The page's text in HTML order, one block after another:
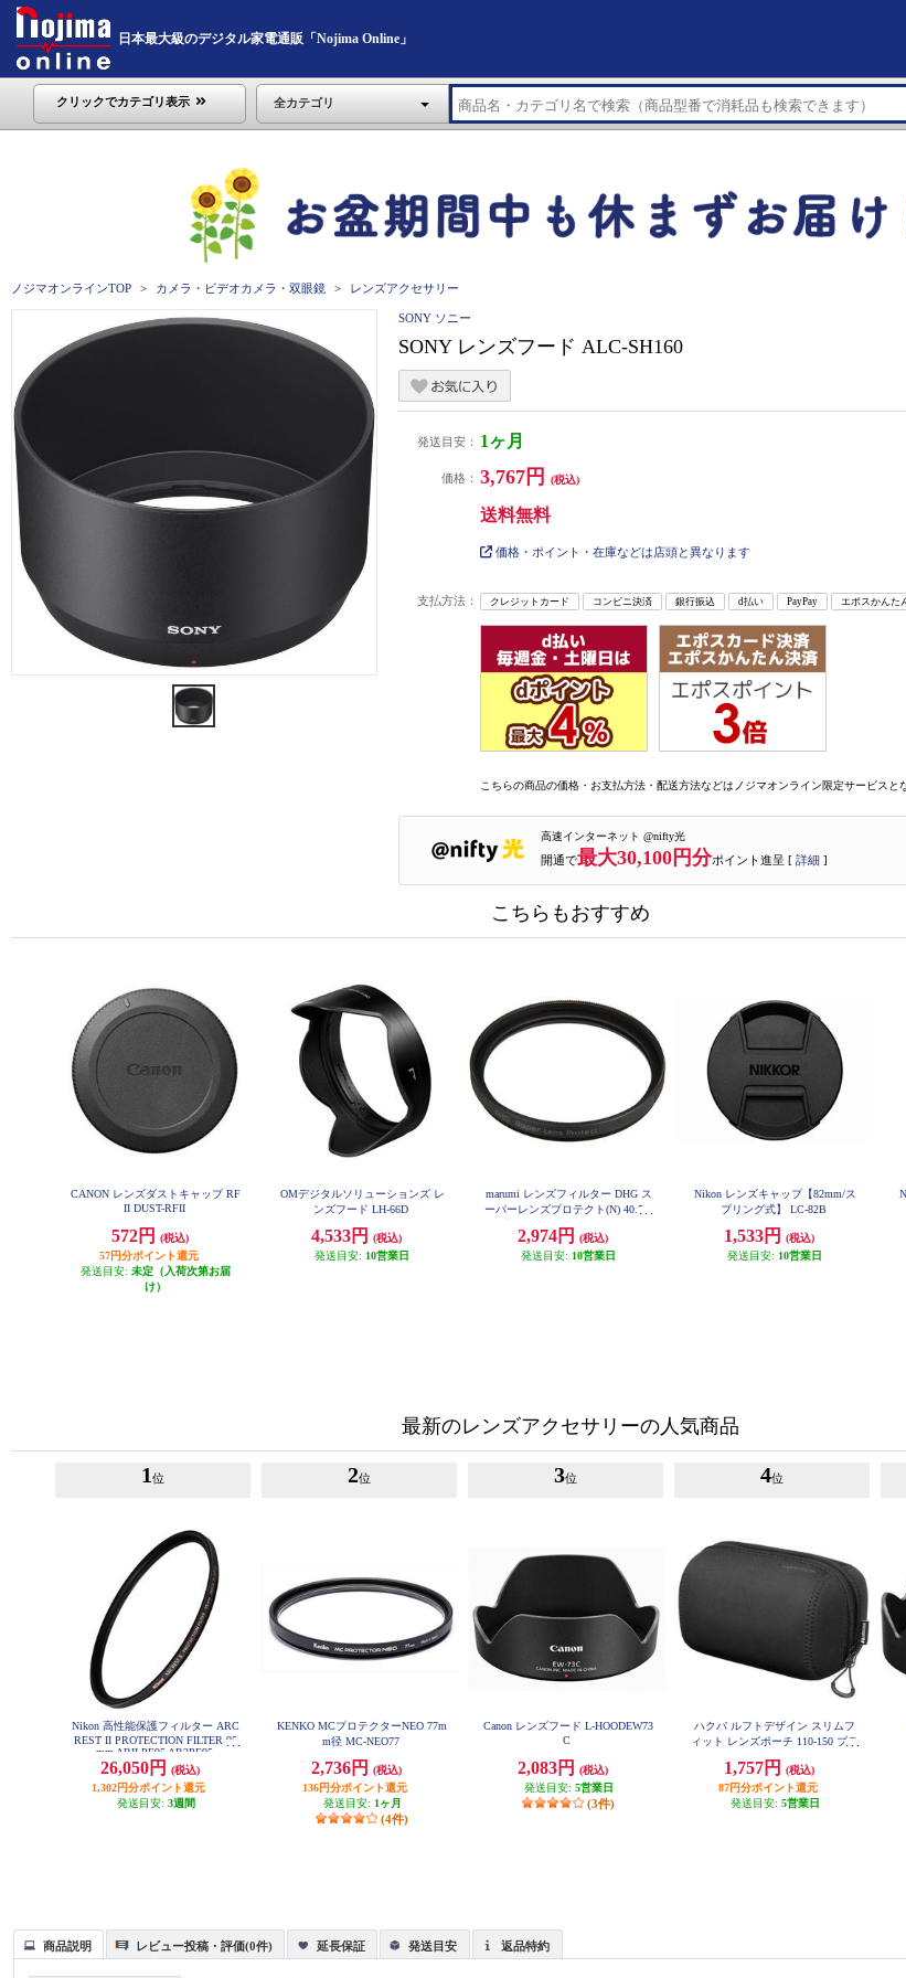
日本最大級のデジタル家電通販「Nojima Online」
クリックでカテゴリ表示 全カテゴリ
ノジマオンラインTOP カメラ・ビデオカメラ・双眼鏡 レンズアクセサリー
SONY ソニー
SONY レンズフード ALC-SH160
発送目安： 1ヶ月
価格： 3,767円 (税込)
送料無料
価格・ポイント・在庫などは店頭と異なります
支払方法： クレジットカード コンビニ決済 銀行振込 d払い PayPay エポスかんた
こちらの商品の価格・お支払方法・配送方法などはノジマオンライン限定サービスと
高速インターネット @nifty光
開通で最大30,100円分ポイント進呈 [ 詳細 ]
こちらもおすすめ
CANON レンズダストキャップ RF
II DUST-RFII
572円
(税込)
57円分ポイント還元
発送目安: 未定（入荷次第お届
け）
OMデジタルソリューションズ レ
ンズフード LH-66D
4,533円
(税込)
発送目安: 10営業日
marumi レンズフィルター DHG ス
ーパーレンズプロテクト(N) 40.5m
2,974円
(税込)
発送目安: 10営業日
Nikon レンズキャップ【82mm/ス
プリング式】 LC-82B
1,533円
(税込)
発送目安: 10営業日
最新のレンズアクセサリーの人気商品
1 位
Nikon 高性能保護フィルター ARC
REST II PROTECTION FILTER 95
mm ARII-PF95 AR2PF95
26,050円
(税込)
1,302円分ポイント還元
発送目安: 3週間
2位
KENKO MCプロテクターNEO 77m
m径 MC-NEO77
2,736円
(税込)
136円分ポイント還元
発送目安: 1ヶ月
(4件)
3位
Canon レンズフード L-HOODEW73
C
2,083円
(税込)
発送目安: 5営業日
(3件)
4位
ハクバ ルフトデザイン スリムフ
ィット レンズポーチ 110-150 ブラ
1,757円
(税込)
87円分ポイント還元
発送目安: 5営業日
商品説明 レビュー投稿・評価(0件) 延長保証 発送目安 返品特約